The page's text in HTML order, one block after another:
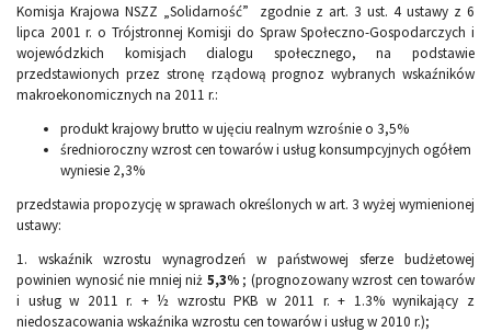
Komisja Krajowa NSZZ „Solidarność” zgodnie z art. 3 ust. 4 ustawy z 6
lipca 2001 r. o Trójstronnej Komisji do Spraw Społeczno-Gospodarczych i
wojewódzkich komisjach dialogu społecznego, na podstawie
przedstawionych przez stronę rządową prognoz wybranych wskaźników
makroekonomicznych na 2011 r.:
produkt krajowy brutto w ujęciu realnym wzrośnie o 3,5%
średnioroczny wzrost cen towarów i usług konsumpcyjnych ogółem
wyniesie 2,3%
przedstawia propozycję w sprawach określonych w art. 3 wyżej wymienionej
ustawy:
1. wskaźnik wzrostu wynagrodzeń w państwowej sferze budżetowej
powinien wynosić nie mniej niż 5,3%; (prognozowany wzrost cen towarów
i usług w 2011 r. + ½ wzrostu PKB w 2011 r. + 1.3% wynikający z
niedoszacowania wskaźnika wzrostu cen towarów i usług w 2010 r.);